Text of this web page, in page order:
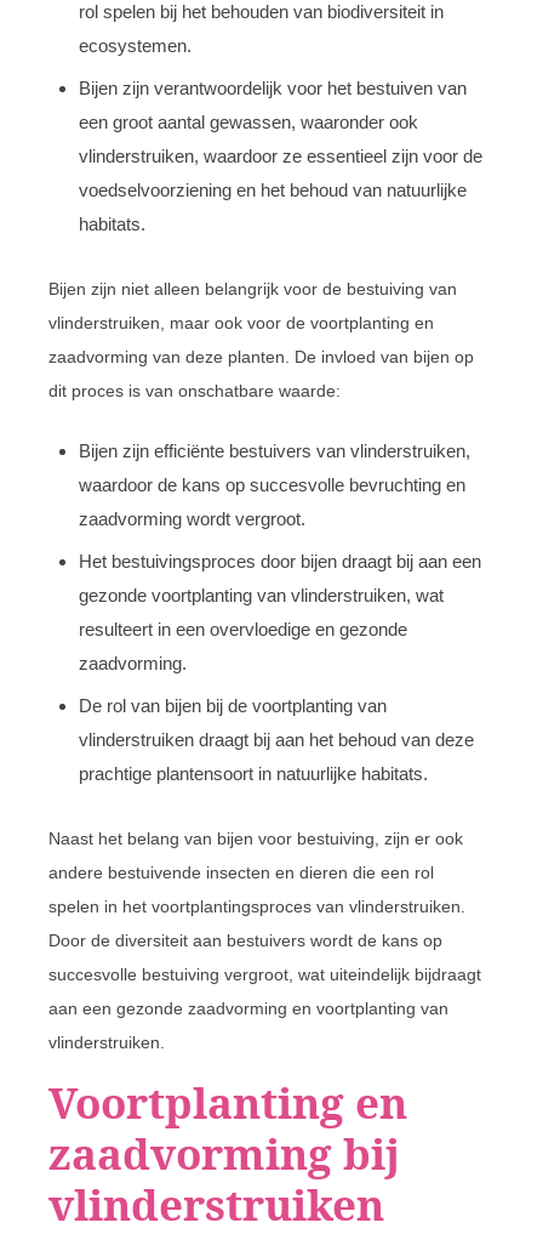
rol spelen bij het behouden van biodiversiteit in
ecosystemen.
Bijen zijn verantwoordelijk voor het bestuiven van
een groot aantal gewassen, waaronder ook
vlinderstruiken, waardoor ze essentieel zijn voor de
voedselvoorziening en het behoud van natuurlijke
habitats.
Bijen zijn niet alleen belangrijk voor de bestuiving van
vlinderstruiken, maar ook voor de voortplanting en
zaadvorming van deze planten. De invloed van bijen op
dit proces is van onschatbare waarde:
Bijen zijn efficiënte bestuivers van vlinderstruiken,
waardoor de kans op succesvolle bevruchting en
zaadvorming wordt vergroot.
Het bestuivingsproces door bijen draagt bij aan een
gezonde voortplanting van vlinderstruiken, wat
resulteert in een overvloedige en gezonde
zaadvorming.
De rol van bijen bij de voortplanting van
vlinderstruiken draagt bij aan het behoud van deze
prachtige plantensoort in natuurlijke habitats.
Naast het belang van bijen voor bestuiving, zijn er ook
andere bestuivende insecten en dieren die een rol
spelen in het voortplantingsproces van vlinderstruiken.
Door de diversiteit aan bestuivers wordt de kans op
succesvolle bestuiving vergroot, wat uiteindelijk bijdraagt
aan een gezonde zaadvorming en voortplanting van
vlinderstruiken.
Voortplanting en
zaadvorming bij
vlinderstruiken